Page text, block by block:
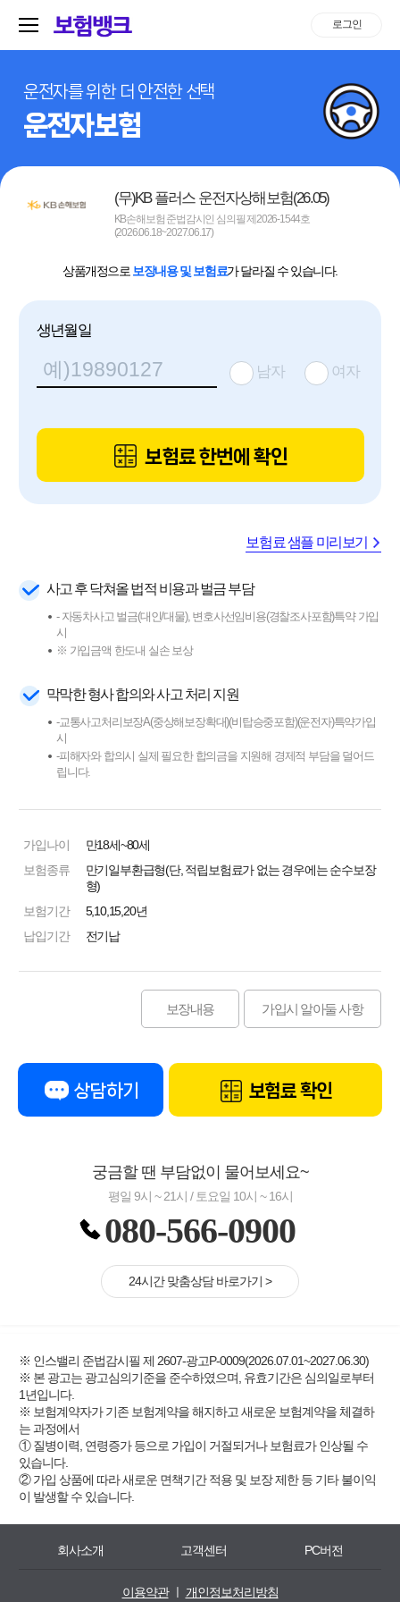
로그인
운전자를 위한 더 안전한 선택
운전자보험
(무)KB 플러스 운전자상해보험(26.05)
KB손해보험 준법감시인 심의필 제2026-1544호
(2026.06.18~2027.06.17)
상품개정으로 보장내용 및 보험료가 달라질 수 있습니다.
생년월일
남자 여자
보험료 한번에 확인
보험료 샘플 미리보기
사고 후 닥쳐올 법적 비용과 벌금 부담
- 자동차사고 벌금(대인/대물), 변호사선임비용(경찰조사포함)특약 가입
시
※ 가입금액 한도내 실손 보상
막막한 형사 합의와 사고 처리 지원
-교통사고처리보장A(중상해보장확대)(비탑승중포함)(운전자)특약가입
시
-피해자와 합의시 실제 필요한 합의금을 지원해 경제적 부담을 덜어드
립니다.
가입나이
만18세~80세
보험종류
만기일부환급형(단, 적립보험료가 없는 경우에는 순수보장
형)
보험기간
5,10,15,20년
납입기간
전기납
보장내용 가입시 알아둘 사항
상담하기 보험료 확인
궁금할 땐 부담없이 물어보세요~
평일 9시 ~ 21시 / 토요일 10시 ~ 16시
080-566-0900
24시간 맞춤상담 바로가기 >
※ 인스밸리 준법감시필 제 2607-광고P-0009(2026.07.01~2027.06.30)
※ 본 광고는 광고심의기준을 준수하였으며, 유효기간은 심의일로부터
1년입니다.
※ 보험계약자가 기존 보험계약을 해지하고 새로운 보험계약을 체결하
는 과정에서
① 질병이력, 연령증가 등으로 가입이 거절되거나 보험료가 인상될 수
있습니다.
② 가입 상품에 따라 새로운 면책기간 적용 및 보장 제한 등 기타 불이익
이 발생할 수 있습니다.
회사소개 고객센터 PC버전
이용약관ㅣ 개인정보처리방침